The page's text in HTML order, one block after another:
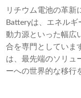
リチウム電池の革新
Batteryは、エネルギ
動力源といった幅広
合を専門としていま
は、最先端のソリュ
ーへの世界的な移行